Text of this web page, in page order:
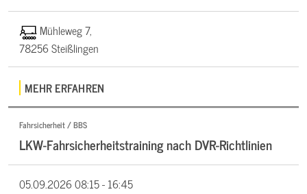
Mühleweg 7,
78256 Steißlingen
MEHR ERFAHREN
Fahrsicherheit / BBS
LKW-Fahrsicherheitstraining nach DVR-Richtlinien
05.09.202608:15 - 16:45